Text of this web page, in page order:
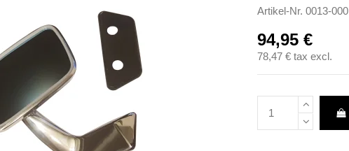
Artikel-Nr. 0013-000
94,95 €
78,47 € tax excl.